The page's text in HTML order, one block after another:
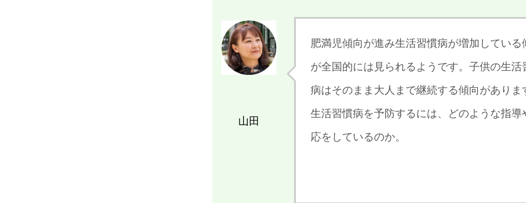
山田
肥満児傾向が進み生活習慣病が増加している
が全国的には見られるようです。子供の生活
病はそのまま大人まで継続する傾向がありま
生活習慣病を予防するには、どのような指導
応をしているのか。